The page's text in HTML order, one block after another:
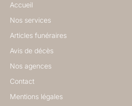
Accueil
Nos services
Articles funéraires
Avis de décès
Nos agences
Contact
Mentions légales